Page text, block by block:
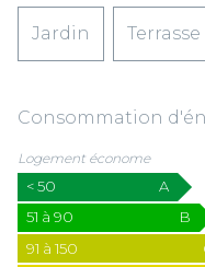
Jardin Terrasse
Consommation
Logement économe
< 50
A
51 à 90
B
91 à 150